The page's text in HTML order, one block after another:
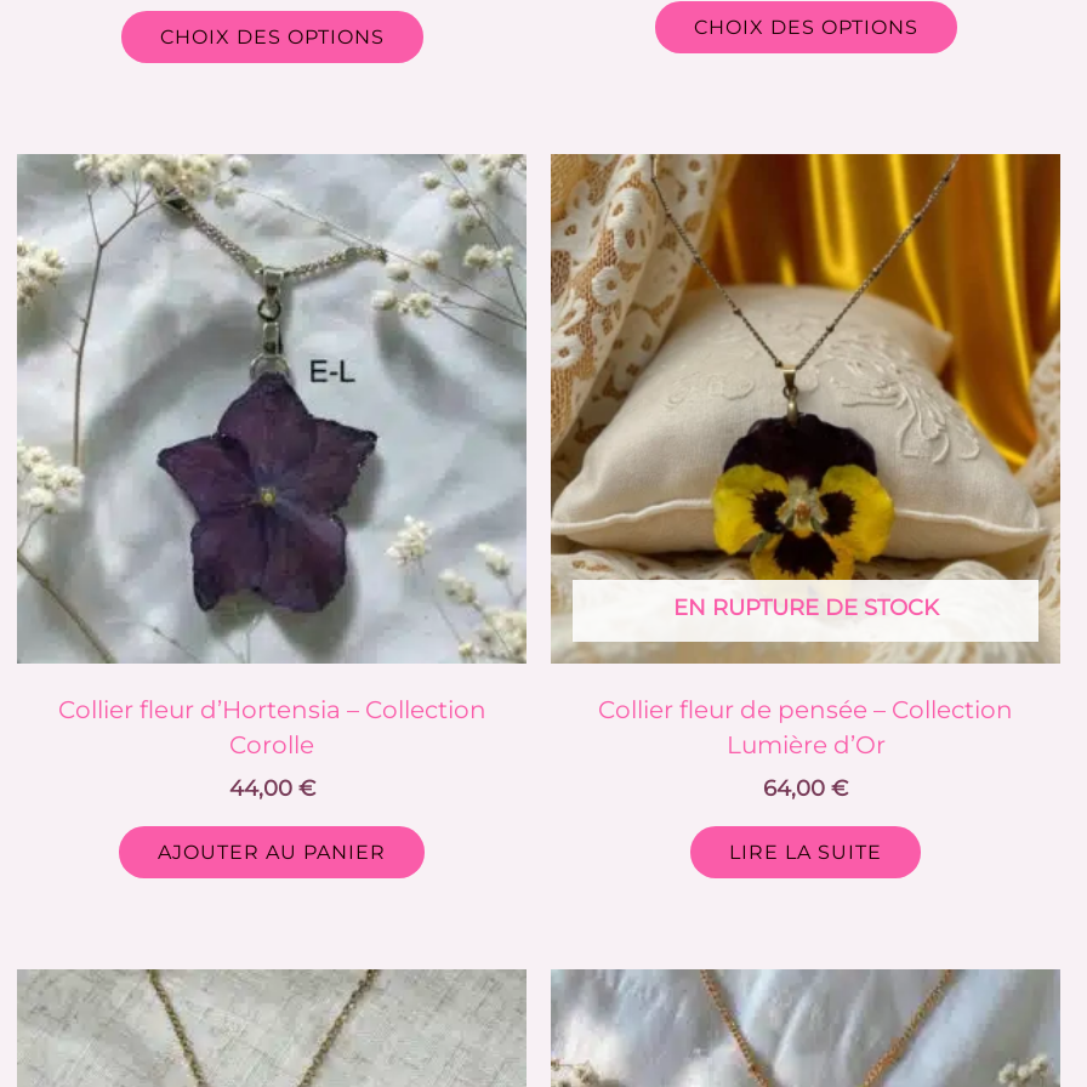
CHOIX DES OPTIONS CHOIX DES OPTIONS
Collier fleur d’Hortensia – Collection
Corolle
44,00 €
AJOUTER AU PANIER
EN RUPTURE DE STOCK
Collier fleur de pensée – Collection
Lumière d’Or
64,00 €
LIRE LA SUITE
Ce
produit
a